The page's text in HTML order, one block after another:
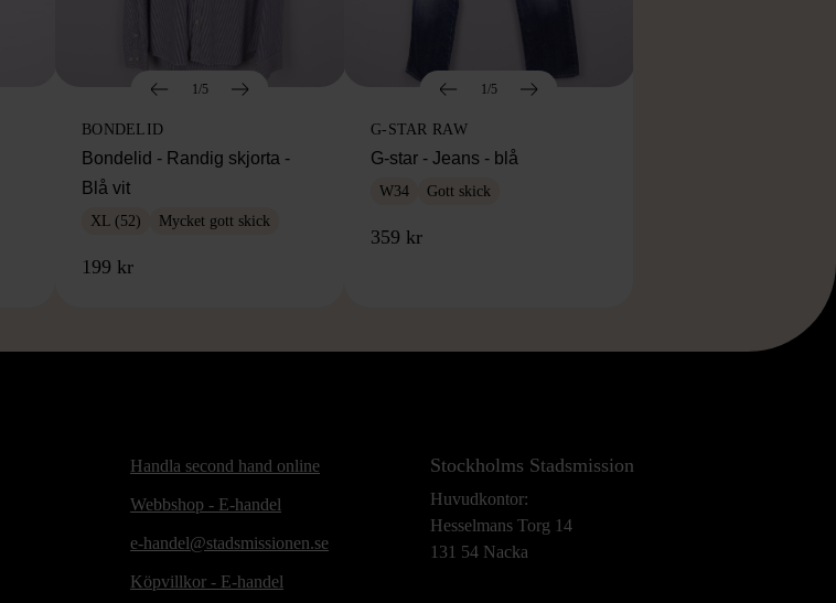
1/5
BONDELID
Bondelid - Randig skjorta -
Blå vit
XL (52) Mycket gott skick
199 kr
1/5
G-STAR RAW
G-star - Jeans - blå
W34 Gott skick
359 kr
Handla second hand online
Webbshop - E-handel
e-handel@stadsmissionen.se
Köpvillkor - E-handel
Stockholms Stadsmission
Huvudkontor:
Hesselmans Torg 14
131 54 Nacka